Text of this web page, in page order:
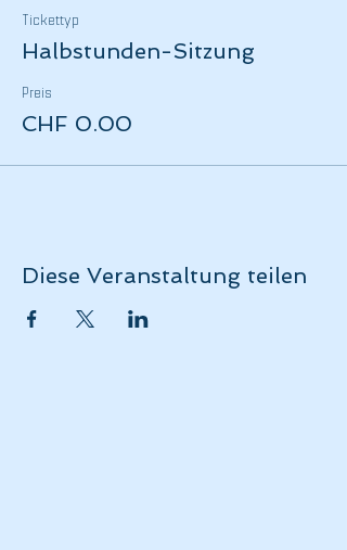
Tickettyp
Halbstunden-Sitzung
Preis
CHF 0.00
Diese Veranstaltung teilen